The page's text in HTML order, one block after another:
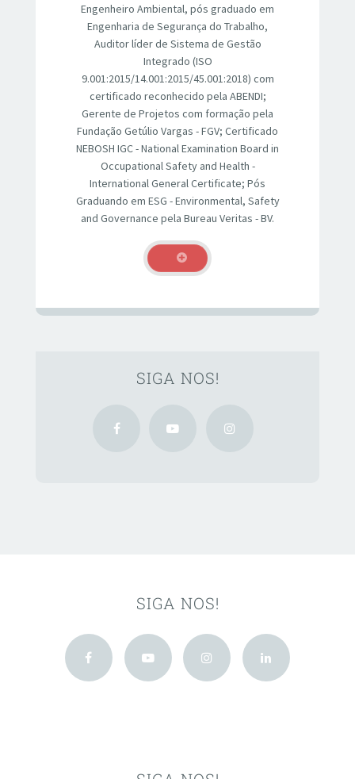
Engenheiro Ambiental, pós graduado em
Engenharia de Segurança do Trabalho,
Auditor líder de Sistema de Gestão
Integrado (ISO
9.001:2015/14.001:2015/45.001:2018) com
certificado reconhecido pela ABENDI;
Gerente de Projetos com formação pela
Fundação Getúlio Vargas - FGV; Certificado
NEBOSH IGC - National Examination Board in
Occupational Safety and Health -
International General Certificate; Pós
Graduando em ESG - Environmental, Safety
and Governance pela Bureau Veritas - BV.
SIGA NOS!
SIGA NOS!